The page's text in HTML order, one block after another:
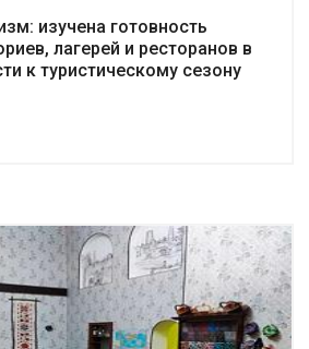
изучена готовность
лагерей и ресторанов в
к туристическому сезону